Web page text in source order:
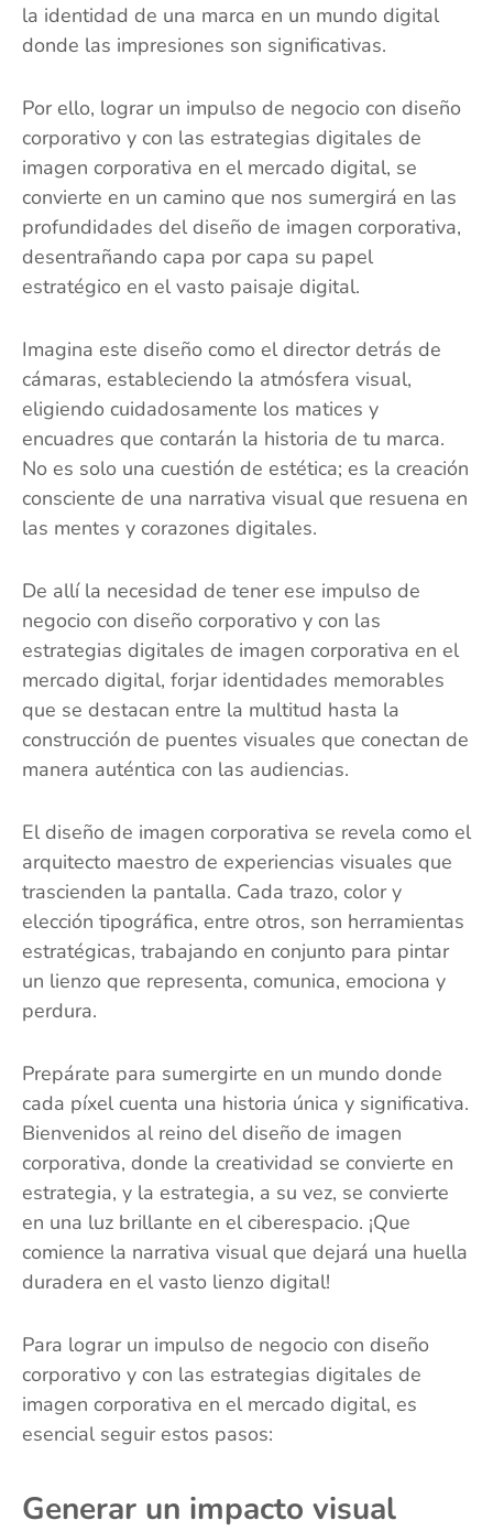
la identidad de una marca en un mundo digital
donde las impresiones son significativas.
Por ello, lograr un impulso de negocio con diseño
corporativo y con las estrategias digitales de
imagen corporativa en el mercado digital, se
convierte en un camino que nos sumergirá en las
profundidades del diseño de imagen corporativa,
desentrañando capa por capa su papel
estratégico en el vasto paisaje digital.
Imagina este diseño como el director detrás de
cámaras, estableciendo la atmósfera visual,
eligiendo cuidadosamente los matices y
encuadres que contarán la historia de tu marca.
No es solo una cuestión de estética; es la creación
consciente de una narrativa visual que resuena en
las mentes y corazones digitales.
De allí la necesidad de tener ese impulso de
negocio con diseño corporativo y con las
estrategias digitales de imagen corporativa en el
mercado digital, forjar identidades memorables
que se destacan entre la multitud hasta la
construcción de puentes visuales que conectan de
manera auténtica con las audiencias.
El diseño de imagen corporativa se revela como el
arquitecto maestro de experiencias visuales que
trascienden la pantalla. Cada trazo, color y
elección tipográfica, entre otros, son herramientas
estratégicas, trabajando en conjunto para pintar
un lienzo que representa, comunica, emociona y
perdura.
Prepárate para sumergirte en un mundo donde
cada píxel cuenta una historia única y significativa.
Bienvenidos al reino del diseño de imagen
corporativa, donde la creatividad se convierte en
estrategia, y la estrategia, a su vez, se convierte
en una luz brillante en el ciberespacio. ¡Que
comience la narrativa visual que dejará una huella
duradera en el vasto lienzo digital!
Para lograr un impulso de negocio con diseño
corporativo y con las estrategias digitales de
imagen corporativa en el mercado digital, es
esencial seguir estos pasos:
Generar un impacto visual